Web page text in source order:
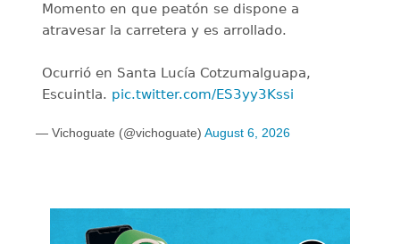
Momento en que peatón se dispone a
atravesar la carretera y es arrollado.
Ocurrió en Santa Lucía Cotzumalguapa,
Escuintla. pic.twitter.com/ES3yy3Kssi
— Vichoguate (@vichoguate) August 6, 2026